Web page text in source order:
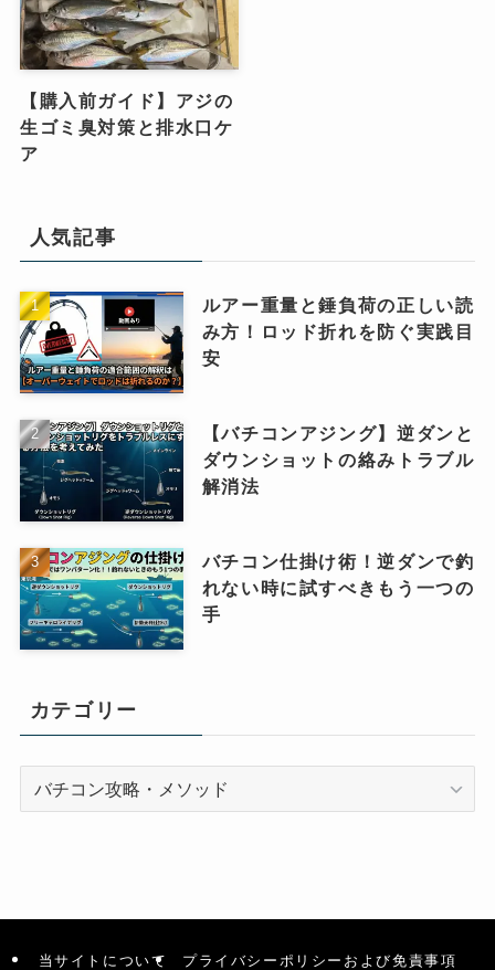
【購入前ガイド】アジの
生ゴミ臭対策と排水口ケ
ア
人気記事
ルアー重量と錘負荷の正しい読
み方！ロッド折れを防ぐ実践目
安
【バチコンアジング】逆ダンと
ダウンショットの絡みトラブル
解消法
バチコン仕掛け術！逆ダンで釣
れない時に試すべきもう一つの
手
カテゴリー
当サイトについて プライバシーポリシーおよび免責事項